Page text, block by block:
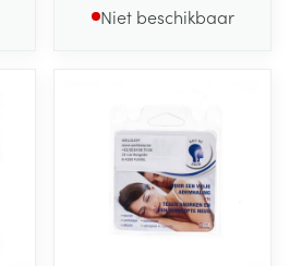
Niet beschikbaar